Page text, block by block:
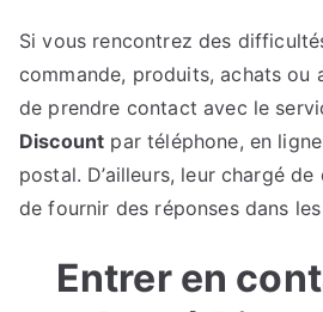
Si vous rencontrez des
commande, produits, achats ou
de prendre contact avec le
Discount par téléphone, en
postal. D’ailleurs, leur chargé
de fournir des réponses dans
Entrer en